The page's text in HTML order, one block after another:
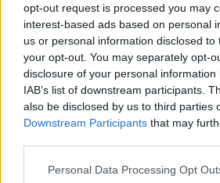
opt-out request is processed you may
interest-based ads based on personal
us or personal information disclosed
your opt-out. You may separately opt-
disclosure of your personal
IAB’s list of downstream participants.
also be disclosed by us to third parties
Downstream Participants that may
Personal Data Processing Opt
manifestazione nazionali
nel rispetto delle norme di
sociale e senza alcun
strutture a porte chiuse,
di discipline sportive non
territorio della Regione